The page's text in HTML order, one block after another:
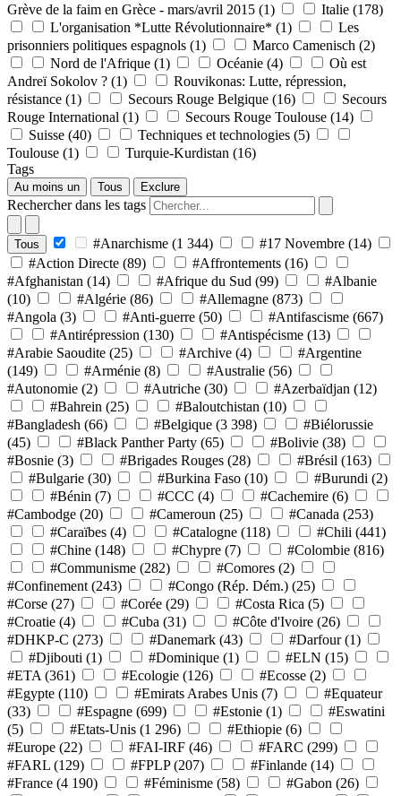
Grève de la faim en Grèce - mars/avril 2015 (1) Italie (178)
L'organisation *Lutte Révolutionnaire* (1)
Les
prisonniers politiques espagnols (1) Marco Camenisch (2)
Nord de l'Afrique (1) Océanie (4)
Où est
Andreï Sokolov ? (1)
Rouvikonas: Lutte, répression,
résistance (1) Secours Rouge Belgique (16)
Secours
Rouge International (1) Secours Rouge Toulouse (14)
Suisse (40) Techniques et technologies (5)
Toulouse (1) Turquie-Kurdistan (16)
Tags
Au moins un Tous Exclure
Rechercher dans les tags
Tous #Anarchisme (1 344) #17 Novembre (14)
#Action Directe (89) #Affrontements (16)
#Afghanistan (14) #Afrique du Sud (99)
#Albanie
(10)
#Algérie (86) #Allemagne (873)
#Angola (3) #Anti-guerre (50) #Antifascisme (667)
#Antirépression (130) #Antispécisme (13)
#Arabie Saoudite (25) #Archive (4)
#Argentine
(149)
#Arménie (8) #Australie (56)
#Autonomie (2) #Autriche (30) #Azerbaïdjan (12)
#Bahrein (25) #Baloutchistan (10)
#Bangladesh (66) #Belgique (3 398)
#Biélorussie
(45)
#Black Panther Party (65) #Bolivie (38)
#Bosnie (3) #Brigades Rouges (28) #Brésil (163)
#Bulgarie (30) #Burkina Faso (10) #Burundi (2)
#Bénin (7) #CCC (4) #Cachemire (6)
#Cambodge (20) #Cameroun (25) #Canada (253)
#Caraïbes (4) #Catalogne (118) #Chili (441)
#Chine (148) #Chypre (7) #Colombie (816)
#Communisme (282) #Comores (2)
#Confinement (243) #Congo (Rép. Dém.) (25)
#Corse (27) #Corée (29) #Costa Rica (5)
#Croatie (4) #Cuba (31) #Côte d'Ivoire (26)
#DHKP-C (273) #Danemark (43) #Darfour (1)
#Djibouti (1) #Dominique (1) #ELN (15)
#ETA (361) #Ecologie (126) #Ecosse (2)
#Egypte (110) #Emirats Arabes Unis (7)
#Equateur
(33)
#Espagne (699) #Estonie (1)
#Eswatini
(5)
#Etats-Unis (1 296) #Ethiopie (6)
#Europe (22) #FAI-IRF (46) #FARC (299)
#FARL (129) #FPLP (207) #Finlande (14)
#France (4 190) #Féminisme (58) #Gabon (26)